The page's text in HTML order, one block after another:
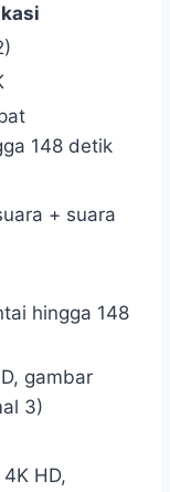
148 detik
+ suara
hingga 148
gambar
3)
HD,